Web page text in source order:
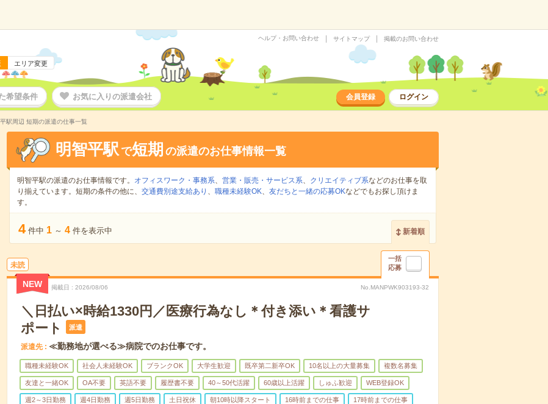
エリア変更
ヘルプ・お問い合わせ サイトマップ 掲載のお問い合わせ
希望条件 お気に入りの派遣会社 会員登録 ログイン
駅周辺 短期の派遣の仕事一覧
明智平駅 で短期 の派遣のお仕事情報一覧
明智平駅の派遣のお仕事情報です。 オフィスワーク・事務系、 営業・販売・サービス系、 クリエイティブ系などのお仕事を取
り揃えています。短期の条件の他に、 交通費別途支給あり 、 職種未経験OK、 友だちと一緒の応募OKなどでもお探し頂けま
す。
4 件中 1 ～ 4 件を表示中 新着順
未読
一括
応募
NEW 掲載日 2026/08/06 No.MANPWK903193-32
＼日払い×時給1330円／医療行為なし＊付き添い＊看護サ
ポート
派遣
派遣先 ≪勤務地が選べる≫病院でのお仕事です。
職種未経験OK 社会人未経験OK ブランクOK 大学生歓迎 既卒第二新卒OK 10名以上の大量募集 複数名募集
友達と一緒OK OA不要 英語不要 履歴書不要 40～50代活躍 60歳以上活躍 しゅふ歓迎 WEB登録OK
週2～3日勤務 週4日勤務 週5日勤務 土日祝休 朝10時以降スタート 16時前までの仕事 17時前までの仕事